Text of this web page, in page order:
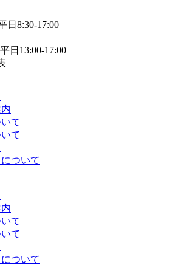
日8:30-17:00
平日13:00-17:00
て
て
ついて
て
て
ついて